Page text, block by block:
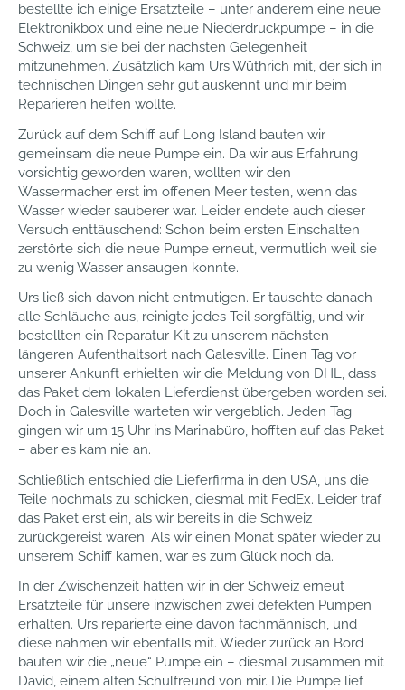
bestellte ich einige Ersatzteile – unter anderem eine neue
Elektronikbox und eine neue Niederdruckpumpe – in die
Schweiz, um sie bei der nächsten Gelegenheit
mitzunehmen. Zusätzlich kam Urs Wüthrich mit, der sich in
technischen Dingen sehr gut auskennt und mir beim
Reparieren helfen wollte.
Zurück auf dem Schiff auf Long Island bauten wir
gemeinsam die neue Pumpe ein. Da wir aus Erfahrung
vorsichtig geworden waren, wollten wir den
Wassermacher erst im offenen Meer testen, wenn das
Wasser wieder sauberer war. Leider endete auch dieser
Versuch enttäuschend: Schon beim ersten Einschalten
zerstörte sich die neue Pumpe erneut, vermutlich weil sie
zu wenig Wasser ansaugen konnte.
Urs ließ sich davon nicht entmutigen. Er tauschte danach
alle Schläuche aus, reinigte jedes Teil sorgfältig, und wir
bestellten ein Reparatur-Kit zu unserem nächsten
längeren Aufenthaltsort nach Galesville. Einen Tag vor
unserer Ankunft erhielten wir die Meldung von DHL, dass
das Paket dem lokalen Lieferdienst übergeben worden sei.
Doch in Galesville warteten wir vergeblich. Jeden Tag
gingen wir um 15 Uhr ins Marinabüro, hofften auf das Paket
– aber es kam nie an.
Schließlich entschied die Lieferfirma in den USA, uns die
Teile nochmals zu schicken, diesmal mit FedEx. Leider traf
das Paket erst ein, als wir bereits in die Schweiz
zurückgereist waren. Als wir einen Monat später wieder zu
unserem Schiff kamen, war es zum Glück noch da.
In der Zwischenzeit hatten wir in der Schweiz erneut
Ersatzteile für unsere inzwischen zwei defekten Pumpen
erhalten. Urs reparierte eine davon fachmännisch, und
diese nahmen wir ebenfalls mit. Wieder zurück an Bord
bauten wir die „neue“ Pumpe ein – diesmal zusammen mit
David, einem alten Schulfreund von mir. Die Pumpe lief